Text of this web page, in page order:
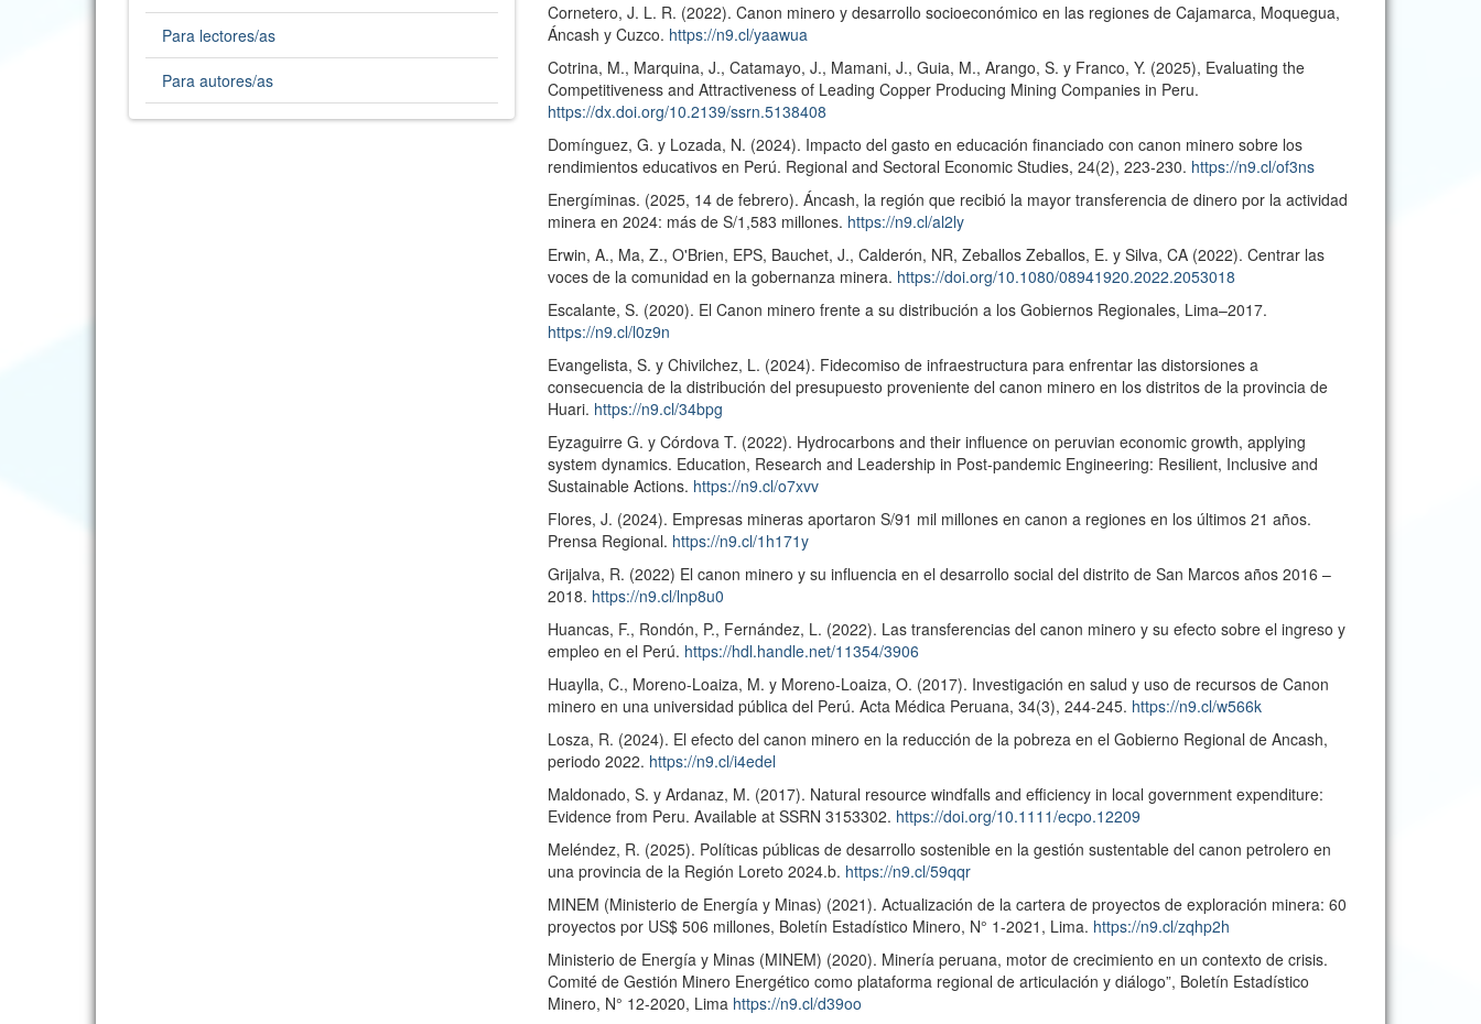
Para lectores/as
Para autores/as
Cornetero, J. L. R. (2022). Canon minero y desarrollo socioeconómico en las regiones de Cajamarca, Moquegua,
Áncash y Cuzco. https://n9.cl/yaawua
Cotrina, M., Marquina, J., Catamayo, J., Mamani, J., Guia, M., Arango, S. y Franco, Y. (2025), Evaluating the
Competitiveness and Attractiveness of Leading Copper Producing Mining Companies in Peru.
https://dx.doi.org/10.2139/ssrn.5138408
Domínguez, G. y Lozada, N. (2024). Impacto del gasto en educación financiado con canon minero sobre los
rendimientos educativos en Perú. Regional and Sectoral Economic Studies, 24(2), 223-230. https://n9.cl/of3ns
Energíminas. (2025, 14 de febrero). Áncash, la región que recibió la mayor transferencia de dinero por la actividad
minera en 2024: más de S/1,583 millones. https://n9.cl/al2ly
Erwin, A., Ma, Z., O'Brien, EPS, Bauchet, J., Calderón, NR, Zeballos Zeballos, E. y Silva, CA (2022). Centrar las
voces de la comunidad en la gobernanza minera. https://doi.org/10.1080/08941920.2022.2053018
Escalante, S. (2020). El Canon minero frente a su distribución a los Gobiernos Regionales, Lima–2017.
https://n9.cl/l0z9n
Evangelista, S. y Chivilchez, L. (2024). Fidecomiso de infraestructura para enfrentar las distorsiones a
consecuencia de la distribución del presupuesto proveniente del canon minero en los distritos de la provincia de
Huari. https://n9.cl/34bpg
Eyzaguirre G. y Córdova T. (2022). Hydrocarbons and their influence on peruvian economic growth, applying
system dynamics. Education, Research and Leadership in Post-pandemic Engineering: Resilient, Inclusive and
Sustainable Actions. https://n9.cl/o7xvv
Flores, J. (2024). Empresas mineras aportaron S/91 mil millones en canon a regiones en los últimos 21 años.
Prensa Regional. https://n9.cl/1h171y
Grijalva, R. (2022) El canon minero y su influencia en el desarrollo social del distrito de San Marcos años 2016 –
2018. https://n9.cl/lnp8u0
Huancas, F., Rondón, P., Fernández, L. (2022). Las transferencias del canon minero y su efecto sobre el ingreso y
empleo en el Perú. https://hdl.handle.net/11354/3906
Huaylla, C., Moreno-Loaiza, M. y Moreno-Loaiza, O. (2017). Investigación en salud y uso de recursos de Canon
minero en una universidad pública del Perú. Acta Médica Peruana, 34(3), 244-245. https://n9.cl/w566k
Losza, R. (2024). El efecto del canon minero en la reducción de la pobreza en el Gobierno Regional de Ancash,
periodo 2022. https://n9.cl/i4edel
Maldonado, S. y Ardanaz, M. (2017). Natural resource windfalls and efficiency in local government expenditure:
Evidence from Peru. Available at SSRN 3153302. https://doi.org/10.1111/ecpo.12209
Meléndez, R. (2025). Políticas públicas de desarrollo sostenible en la gestión sustentable del canon petrolero en
una provincia de la Región Loreto 2024.b. https://n9.cl/59qqr
MINEM (Ministerio de Energía y Minas) (2021). Actualización de la cartera de proyectos de exploración minera: 60
proyectos por US$ 506 millones, Boletín Estadístico Minero, N° 1-2021, Lima. https://n9.cl/zqhp2h
Ministerio de Energía y Minas (MINEM) (2020). Minería peruana, motor de crecimiento en un contexto de crisis.
Comité de Gestión Minero Energético como plataforma regional de articulación y diálogo”, Boletín Estadístico
Minero, N° 12-2020, Lima https://n9.cl/d39oo